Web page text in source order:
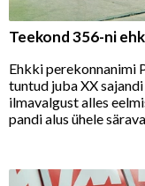
Teekond 356-ni
Ehkki perekonnanimi
tuntud juba XX
ilmavalgust alles
pandi alus ühele